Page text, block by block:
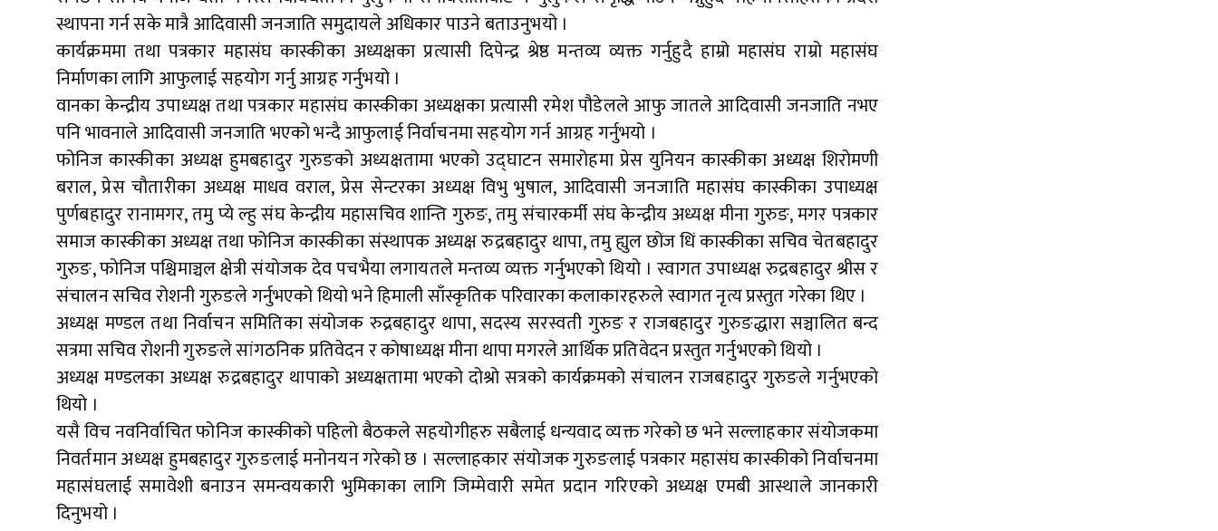
स्थापना गर्न सके मात्रै आदिवासी जनजाति समुदायले अधिकार पाउने बताउनुभयो ।
कार्यक्रममा तथा पत्रकार महासंघ कास्कीका अध्यक्षका प्रत्यासी दिपेन्द्र श्रेष्ठ मन्तव्य व्यक्त गर्नुहुदै हाम्रो महासंघ राम्रो महासंघ
निर्माणका लागि आफुलाई सहयोग गर्नु आग्रह गर्नुभयो ।
वानका केन्द्रीय उपाध्यक्ष तथा पत्रकार महासंघ कास्कीका अध्यक्षका प्रत्यासी रमेश पौडेलले आफु जातले आदिवासी जनजाति नभए
पनि भावनाले आदिवासी जनजाति भएको भन्दै आफुलाई निर्वाचनमा सहयोग गर्न आग्रह गर्नुभयो ।
फोनिज कास्कीका अध्यक्ष हुमबहादुर गुरुङको अध्यक्षतामा भएको उद्घाटन समारोहमा प्रेस युनियन कास्कीका अध्यक्ष शिरोमणी
बराल, प्रेस चौतारीका अध्यक्ष माधव वराल, प्रेस सेन्टरका अध्यक्ष विभु भुषाल, आदिवासी जनजाति महासंघ कास्कीका उपाध्यक्ष
पुर्णबहादुर रानामगर, तमु प्ये ल्हु संघ केन्द्रीय महासचिव शान्ति गुरुङ, तमु संचारकर्मी संघ केन्द्रीय अध्यक्ष मीना गुरुङ, मगर पत्रकार
समाज कास्कीका अध्यक्ष तथा फोनिज कास्कीका संस्थापक अध्यक्ष रुद्रबहादुर थापा, तमु ह्युल छोंज धिं कास्कीका सचिव चेतबहादुर
गुरुङ, फोनिज पश्चिमाञ्चल क्षेत्री संयोजक देव पचभैया लगायतले मन्तव्य व्यक्त गर्नुभएको थियो । स्वागत उपाध्यक्ष रुद्रबहादुर श्रीस र
संचालन सचिव रोशनी गुरुङले गर्नुभएको थियो भने हिमाली साँस्कृतिक परिवारका कलाकारहरुले स्वागत नृत्य प्रस्तुत गरेका थिए ।
अध्यक्ष मण्डल तथा निर्वाचन समितिका संयोजक रुद्रबहादुर थापा, सदस्य सरस्वती गुरुङ र राजबहादुर गुरुङद्धारा सञ्चालित बन्द
सत्रमा सचिव रोशनी गुरुङले सांगठनिक प्रतिवेदन र कोषाध्यक्ष मीना थापा मगरले आर्थिक प्रतिवेदन प्रस्तुत गर्नुभएको थियो ।
अध्यक्ष मण्डलका अध्यक्ष रुद्रबहादुर थापाको अध्यक्षतामा भएको दोश्रो सत्रको कार्यक्रमको संचालन राजबहादुर गुरुङले गर्नुभएको
थियो ।
यसै विच नवनिर्वाचित फोनिज कास्कीको पहिलो बैठकले सहयोगीहरु सबैलाई धन्यवाद व्यक्त गरेको छ भने सल्लाहकार संयोजकमा
निवर्तमान अध्यक्ष हुमबहादुर गुरुङलाई मनोनयन गरेको छ । सल्लाहकार संयोजक गुरुङलाई पत्रकार महासंघ कास्कीको निर्वाचनमा
महासंघलाई समावेशी बनाउन समन्वयकारी भुमिकाका लागि जिम्मेवारी समेत प्रदान गरिएको अध्यक्ष एमबी आस्थाले जानकारी
दिनुभयो ।